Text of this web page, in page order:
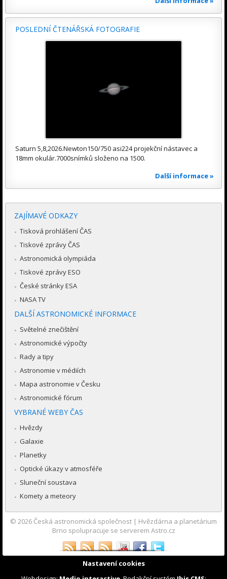
POSLEDNÍ ČTENÁŘSKÁ FOTOGRAFIE
Saturn 5,8,2026.Newton150/750 asi224 projekční nástavec a
18mm okulár.7000snímků složeno na 1500.
Další informace »
ZAJÍMAVÉ ODKAZY
Tisková prohlášení ČAS
Tiskové zprávy ČAS
Astronomická olympiáda
Tiskové zprávy ESO
České stránky ESA
NASA TV
DALŠÍ ASTRONOMICKÉ INFORMACE
Světelné znečištění
Astronomické výpočty
Rady a tipy
Astronomie v médiích
Mapa astronomie v Česku
Astronomické fórum
VYBRANÉ WEBY ČAS
Hvězdy
Galaxie
Planetky
Optické úkazy v atmosféře
Sluneční soustava
Komety a meteory
© 2026 Česká astronomická společnost | Hvězdárna a planetárium
Brno spolupracuje se serverem Astro.cz
Nastavení cookies